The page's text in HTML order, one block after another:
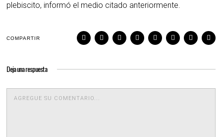
plebiscito, informó el medio citado anteriormente.
COMPARTIR
Deja una respuesta